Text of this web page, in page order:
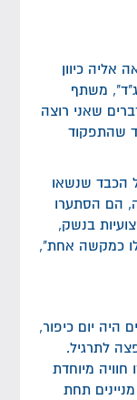
אליה כיוון
משתף
שאני רוצה
שהתפקוד
הכבד שנשאו
הם הסתערו
בנשק,
כמקשה אחת",
היה יום כיפור,
לתרגיל.
חוויה מיוחדת
תחת